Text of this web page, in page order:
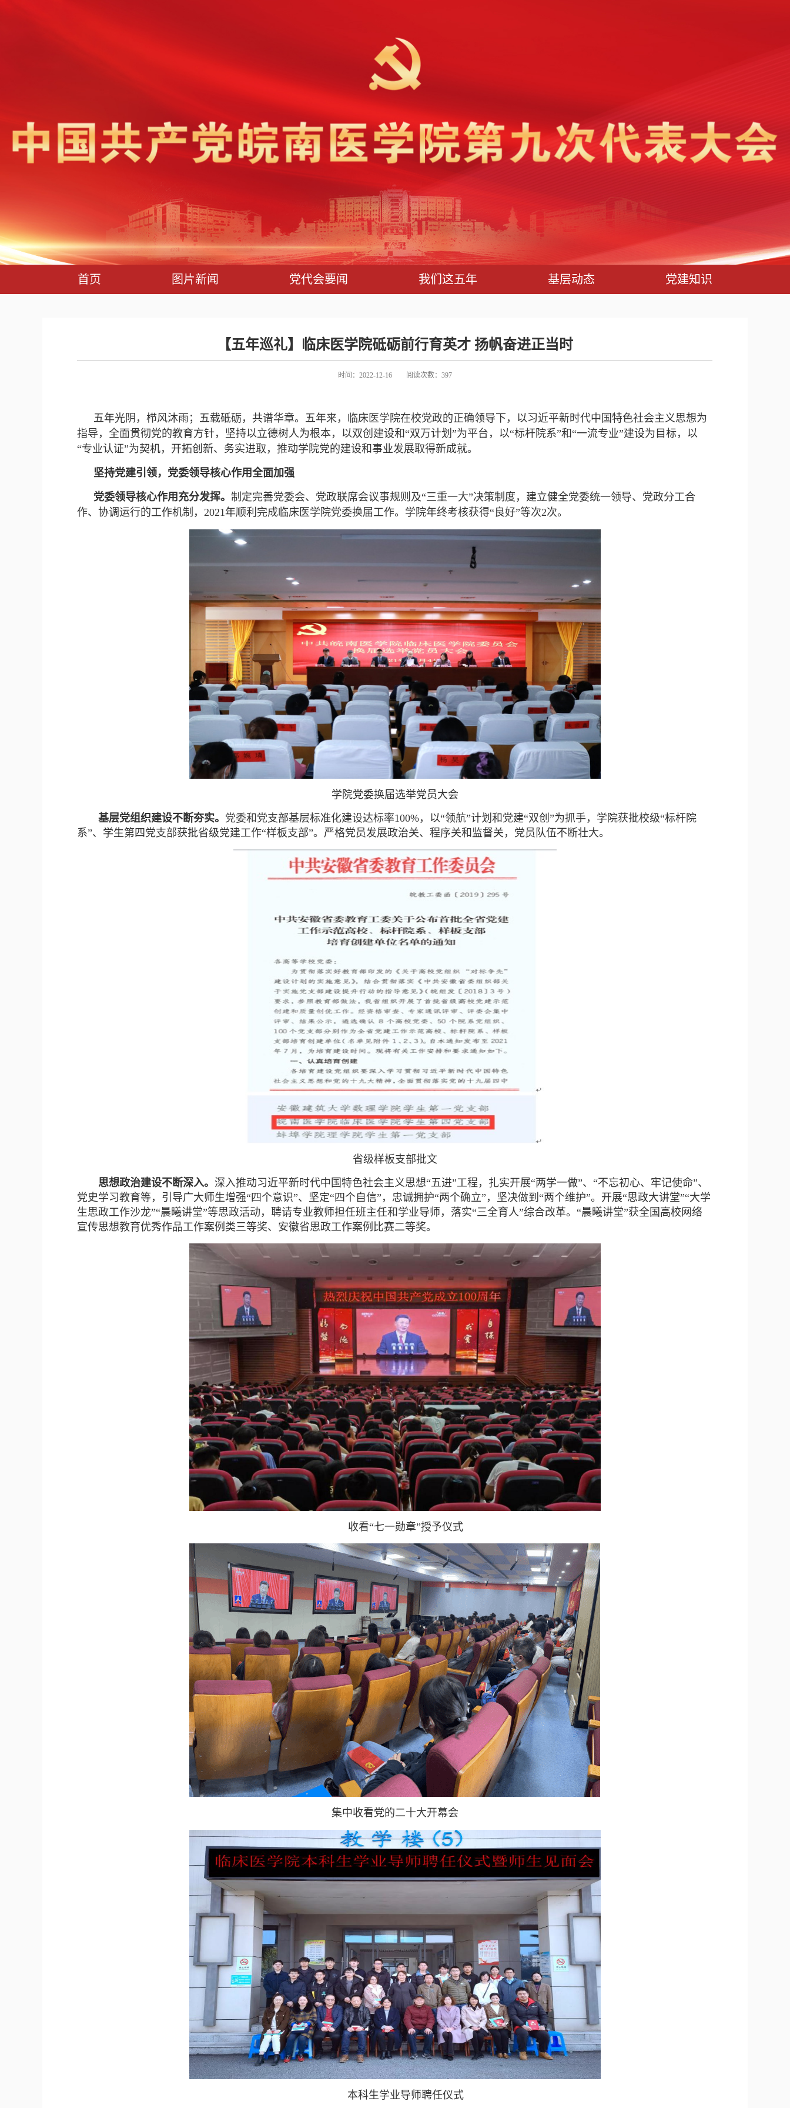
首页 图片新闻 党代会要闻 我们这五年 基层动态 党建知识
【五年巡礼】临床医学院砥砺前行育英才 扬帆奋进正当时
时间：2022-12-16 阅读次数： 397
五年光阴，栉风沐雨；五载砥砺，共谱华章。五年来，临床医学院在校党政的正确领导下，以习近平新时代中国特色社会主义思想为
指导，全面贯彻党的教育方针，坚持以立德树人为根本，以双创建设和“双万计划”为平台，以“标杆院系”和“一流专业”建设为目标，以
“专业认证”为契机，开拓创新、务实进取，推动学院党的建设和事业发展取得新成就。
坚持党建引领，党委领导核心作用全面加强
党委领导核心作用充分发挥。 制定完善党委会、党政联席会议事规则及“三重一大”决策制度，建立健全党委统一领导、党政分工合
作、协调运行的工作机制，2021年顺利完成临床医学院党委换届工作。学院年终考核获得“良好”等次2次。
学院党委换届选举党员大会
基层党组织建设不断夯实。 党委和党支部基层标准化建设达标率100%，以“领航”计划和党建“双创”为抓手，学院获批校级“标杆院
系”、学生第四党支部获批省级党建工作“样板支部”。严格党员发展政治关、程序关和监督关，党员队伍不断壮大。
省级样板支部批文
思想政治建设不断深入。 深入推动习近平新时代中国特色社会主义思想“五进”工程，扎实开展“两学一做”、“不忘初心、牢记使命”、
党史学习教育等，引导广大师生增强“四个意识”、坚定“四个自信”，忠诚拥护“两个确立”，坚决做到“两个维护”。开展“思政大讲堂”“大学
生思政工作沙龙”“晨曦讲堂”等思政活动，聘请专业教师担任班主任和学业导师，落实“三全育人”综合改革。“晨曦讲堂”获全国高校网络
宣传思想教育优秀作品工作案例类三等奖、安徽省思政工作案例比赛二等奖。
收看“七一勋章”授予仪式
集中收看党的二十大开幕会
本科生学业导师聘任仪式